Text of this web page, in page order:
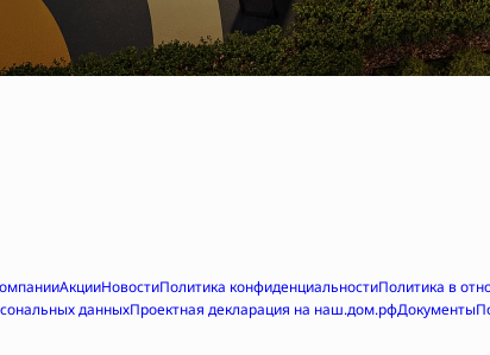
АкцииНовостиПолитика конфиденциальностиПолитика в
данныхПроектная декларация на наш.дом.рфДокументы